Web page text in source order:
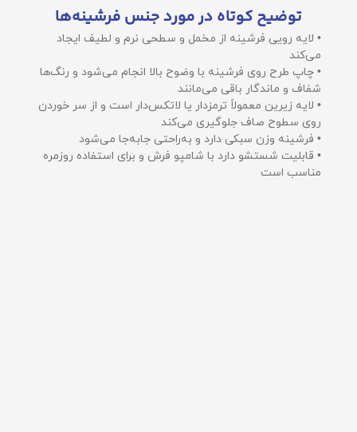
توضیح کوتاه در مورد جنس فرشینه‌ها
• لایه رویی فرشینه از مخمل و سطحی نرم و لطیف ایجاد
می‌کند
• چاپ طرح روی فرشینه با وضوح بالا انجام می‌شود و رنگ‌ها
شفاف و ماندگار باقی می‌مانند
• لایه زیرین معمولاً ترمزدار یا لاتکس‌دار است و از سر خوردن
روی سطوح صاف جلوگیری می‌کند
• فرشینه وزن سبکی دارد و به‌راحتی جابه‌جا می‌شود
• قابلیت شستشو دارد با شامپو فرش و برای استفاده روزمره
مناسب است